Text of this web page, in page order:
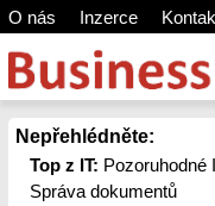
O nás Inzerce
Nepřehlédněte:
Top z IT: Pozoruhodné
Správa dokumentů